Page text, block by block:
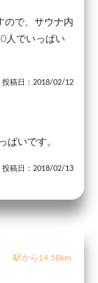
ので、サウナ内
人でいっぱい
投稿日：2018/02/12
ぱいです。
投稿日：2018/02/13
駅から14.58km